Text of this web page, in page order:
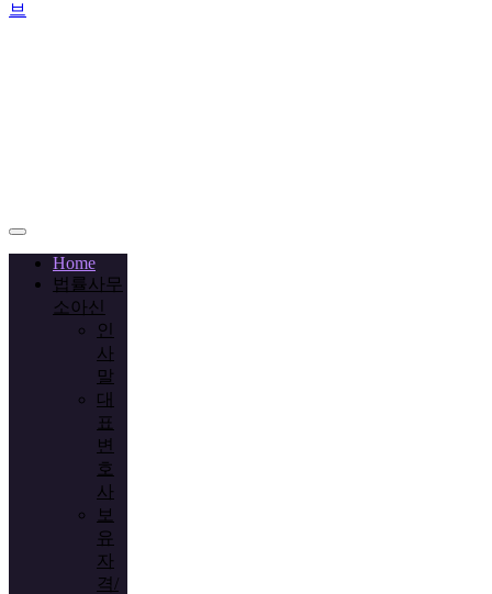
브
Home
법률사무
소아신
인
사
말
대
표
변
호
사
보
유
자
격/